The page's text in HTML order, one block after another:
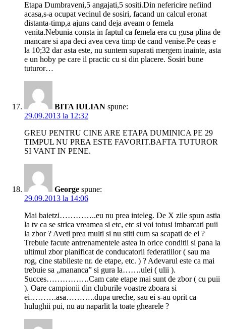
Etapa Dumbraveni,5 angajati,5 sositi.Din nefericire nefiind
acasa,s-a ocupat vecinul de sosiri, facand un calcul eronat
distanta-timp,a ajuns cand deja aveam o femela
venita.Nebunia consta in faptul ca femela era cu gusa plina de
mancare si apa deci avea ceva timp de cand venise.Pe ceas e
la 10;32 dar asta este, nu suntem suparati mergem inainte, asta
e un hoby pe care il practic cu si din placere. Sosiri bune
tuturor…
BITA IULIAN spune:
29.09.2013 la 12:32
GREU PENTRU CINE ARE ETAPA DUMINICA PE 29
TIMPUL NU PREA ESTE FAVORIT.BAFTA TUTUROR
SI VANT IN PENE.
George spune:
29.09.2013 la 14:06
Mai baietzi…………..eu nu prea inteleg. De X zile spun astia
la tv ca se strica vreamea si etc, etc si voi totusi imbarcati puii
la zbor ? Aveti prea multi si nu stiti cum sa scapati de ei ?
Trebuie facute antrenamentele astea in orice conditii si pana la
ultimul zbor planificat de conducatorii federatiilor ( sau ma
rog, cine stabileste nr. de etape, etc. ) ? Adevarul este ca mai
trebuie sa „mananca” si gura la…….ulei ( ulii ).
Succes…………….Cam cate etape mai sunt de zbor ( cu puii
). Oare campionii din cluburile voastre zboara si
ei……….asa………..dupa ureche, sau ei s-au oprit ca
hulughii pui, nu au naparlit la toate ghearele ?